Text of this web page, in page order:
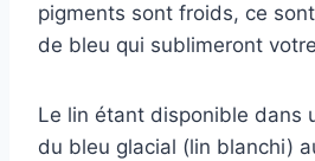
pigments sont froids, ce
de bleu qui sublimeront
Le lin étant disponible dans
du bleu glacial (lin blanchi)